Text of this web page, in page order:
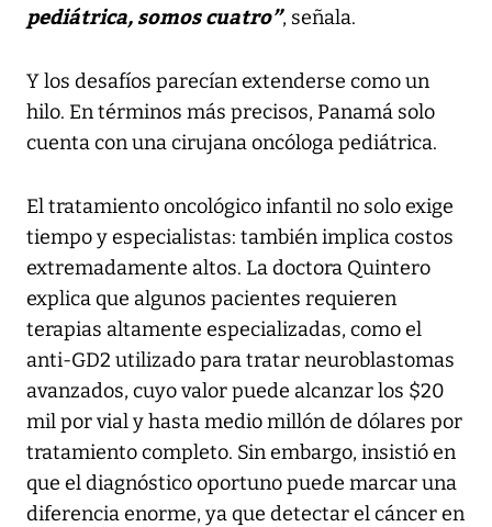
pediátrica, somos cuatro”, señala.
Y los desafíos parecían extenderse como un
hilo. En términos más precisos, Panamá solo
cuenta con una cirujana oncóloga pediátrica.
El tratamiento oncológico infantil no solo exige
tiempo y especialistas: también implica costos
extremadamente altos. La doctora Quintero
explica que algunos pacientes requieren
terapias altamente especializadas, como el
anti-GD2 utilizado para tratar neuroblastomas
avanzados, cuyo valor puede alcanzar los $20
mil por vial y hasta medio millón de dólares por
tratamiento completo. Sin embargo, insistió en
que el diagnóstico oportuno puede marcar una
diferencia enorme, ya que detectar el cáncer en